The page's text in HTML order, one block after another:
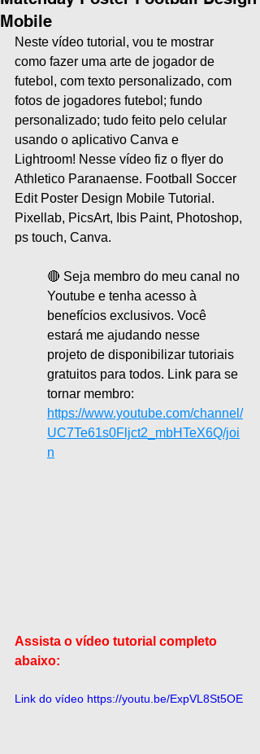
Mobile
Neste vídeo tutorial, vou te mostrar
como fazer uma arte de jogador de
futebol, com texto personalizado, com
fotos de jogadores futebol; fundo
personalizado; tudo feito pelo celular
usando o aplicativo Canva e
Lightroom! Nesse vídeo fiz o flyer do
Athletico Paranaense. Football Soccer
Edit Poster Design Mobile Tutorial.
Pixellab, PicsArt, Ibis Paint, Photoshop,
ps touch, Canva.
🔴 Seja membro do meu canal no
Youtube e tenha acesso à
benefícios exclusivos. Você
estará me ajudando nesse
projeto de disponibilizar tutoriais
gratuitos para todos. Link para se
tornar membro:
https://www.youtube.com/channel/
UC7Te61s0Fljct2_mbHTeX6Q/joi
n
Assista o vídeo tutorial completo
abaixo:
Link do vídeo https://youtu.be/ExpVL8St5OE